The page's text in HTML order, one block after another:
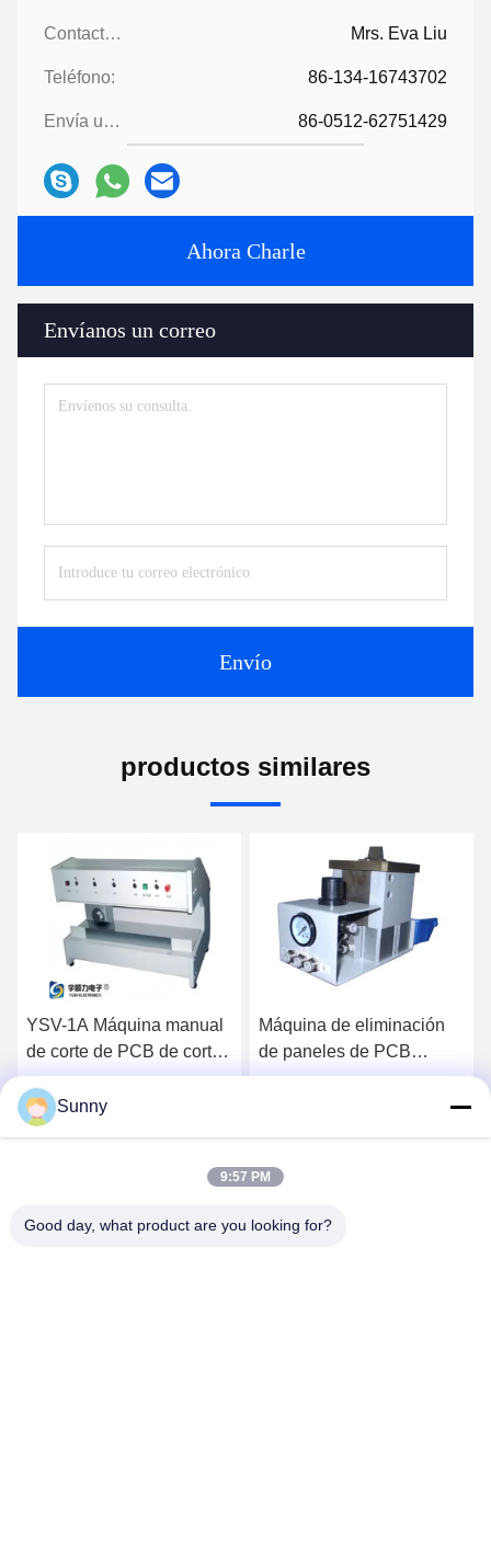
Contactos: Mrs. Eva Liu
Teléfono: 86-134-16743702
Envía un fax.: 86-0512-62751429
Ahora Charle
Envíanos un correo
Envío
productos similares
YSV-1A Máquina manual
de corte de PCB de corte
en V con velocidad
ajustable y plataforma de
acero inoxidable para
Máquina de eliminación
de paneles de PCB
impulsada
ensamblaje SMT
Sunny
9:57 PM
Good day, what product are you looking for?